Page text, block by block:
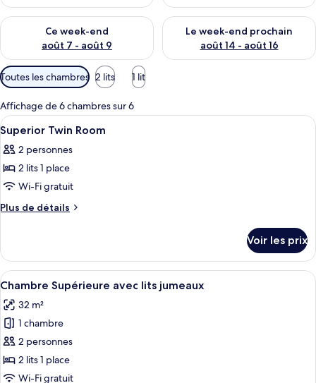
Ce week-end
août 7 - août 9
Vérifier la disponibilité pour ce week-end août 7 - août 9
Le week-end prochain
août 14 - août 16
Vérifier la disponibilité pour
Filtres
disponibles
pour
les
chambres
Toutes les chambres 2 lits 1 lit
Affichage de 6 chambres sur 6
Afficher
toutes
les
photos
pour
ce
chambre :
Superior
Twin
Room
Une chambre d’hôtel avec deux
7
Superior Twin Room
2 personnes
2 lits 1 place
Wi-Fi gratuit
Plus de détails
Plus
le
type
de
Superior
Twin
Voir les prix
Afficher
toutes
les
photos
pour
ce
type
Une chambre d’hôtel avec une tête
7
Chambre Supérieure avec lits jumeaux
32 m²
1 chambre
2 personnes
2 lits 1 place
Wi-Fi gratuit